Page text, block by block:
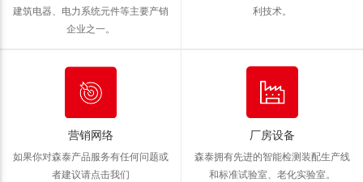
建筑电器、电力系统元件等主要产销
企业之一。
利技术。
营销网络
如果你对森泰产品服务有任何问题或
者建议请点击我们
厂房设备
森泰拥有先进的智能检测装配生产线
和标准试验室、老化实验室。